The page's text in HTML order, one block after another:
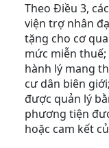
Theo Điều 3,
viện trợ nhân
tặng cho cơ
mức miễn
hành lý mang
cư dân biên
được quản lý
phương tiện
hoặc cam kết